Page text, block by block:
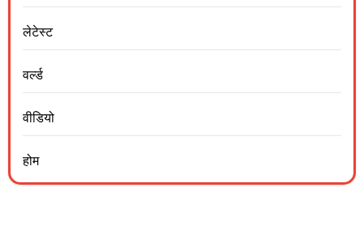
लेटेस्ट
वर्ल्ड
वीडियो
होम